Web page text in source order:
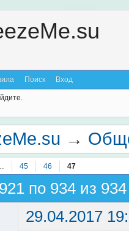
Поиск Вход
→
45 46 47
по 934 из 934
29.04.2017